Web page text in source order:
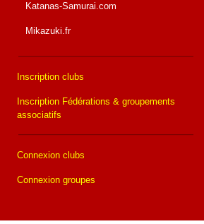
Katanas-Samurai.com
Mikazuki.fr
Inscription clubs
Inscription Fédérations & groupements
associatifs
Connexion clubs
Connexion groupes